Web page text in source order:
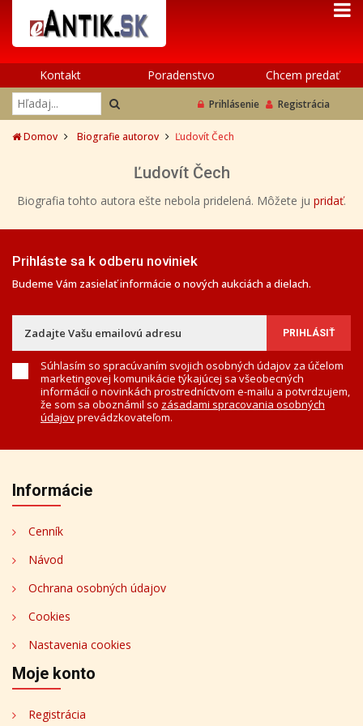
Kontakt Poradenstvo Chcem predať
Prihlásenie Registrácia
Domov Biografie autorov Ľudovít Čech
Ľudovít Čech
Biografia tohto autora ešte nebola pridelená. Môžete ju pridať.
Prihláste sa k odberu noviniek
Budeme Vám zasielať informácie o nových aukciách a dielach.
Súhlasím so spracúvaním svojich osobných údajov za účelom
marketingovej komunikácie týkajúcej sa všeobecných
informácií o novinkách prostredníctvom e-mailu a potvrdzujem,
že som sa oboznámil so zásadami spracovania osobných
údajovprevádzkovateľom.
Informácie
Cenník
Návod
Ochrana osobných údajov
Cookies
Nastavenia cookies
Moje konto
Registrácia